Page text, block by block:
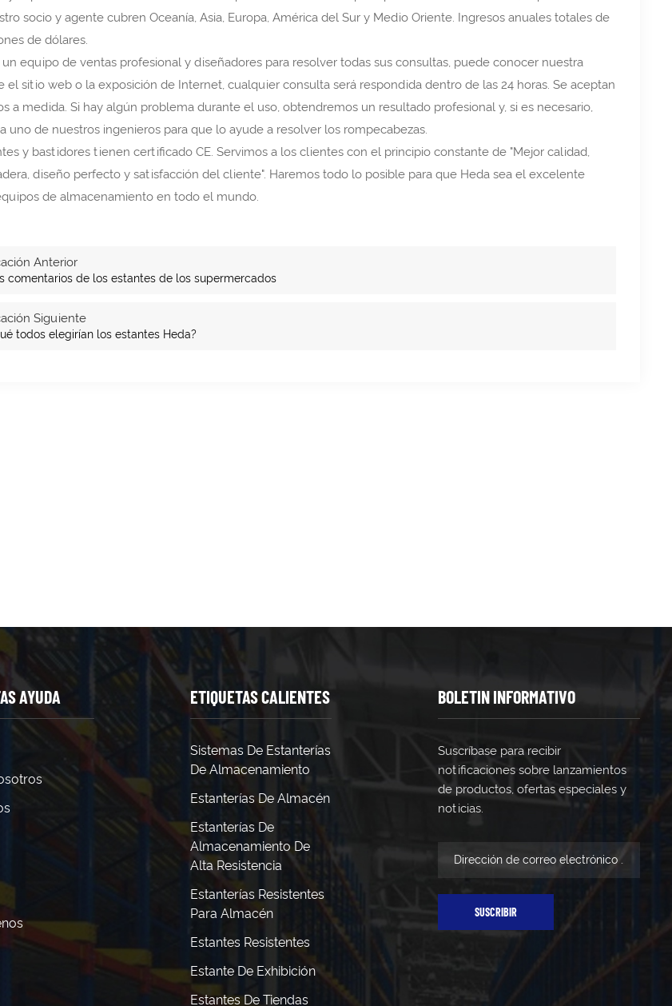
socio y agente cubren Oceanía, Asia, Europa, América del Sur y Medio Oriente. Ingresos anuales totales de
de dólares.
equipo de ventas profesional y diseñadores para resolver todas sus consultas, puede conocer nuestra
el sitio web o la exposición de Internet, cualquier consulta será respondida dentro de las 24 horas. Se aceptan
a medida. Si hay algún problema durante el uso, obtendremos un resultado profesional y, si es necesario,
uno de nuestros ingenieros para que lo ayude a resolver los rompecabezas.
y bastidores tienen certificado CE. Servimos a los clientes con el principio constante de "Mejor calidad,
diseño perfecto y satisfacción del cliente". Haremos todo lo posible para que Heda sea el excelente
de almacenamiento en todo el mundo.
Anterior
comentarios de los estantes de los supermercados
Siguiente
todos elegirían los estantes Heda?
AYUDA ETIQUETAS CALIENTES
Sistemas De Estanterías
De Almacenamiento
Estanterías De Almacén
Estanterías De
Almacenamiento De
Alta Resistencia
Estanterías Resistentes
Para Almacén
Estantes Resistentes
Estante De Exhibición
Estantes De Tiendas
BOLETIN INFORMATIVO
Suscríbase para recibir
notificaciones sobre lanzamientos
de productos, ofertas especiales y
noticias.
SUSCRIBIR